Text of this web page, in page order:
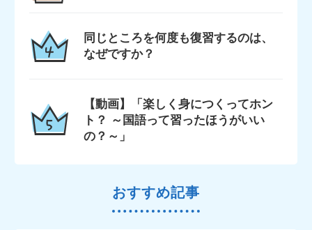
同じところを何度も復習するのは、
なぜですか？
【動画】「楽しく身につくってホン
ト？ ～国語って習ったほうがいい
の？～」
おすすめ記事